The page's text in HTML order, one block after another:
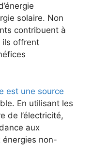
‌solaire. Non
contribuent à
ils offrent
est une source
En utilisant les
de l’électricité,
​aux
non-